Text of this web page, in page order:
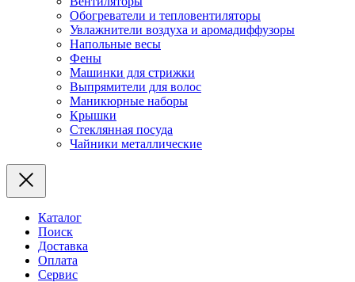
Обогреватели и тепловентиляторы
Увлажнители воздуха и аромадиффузоры
Напольные весы
Фены
Машинки для стрижки
Выпрямители для волос
Маникюрные наборы
Крышки
Стеклянная посуда
Чайники металлические
Каталог
Поиск
Доставка
Оплата
Сервис